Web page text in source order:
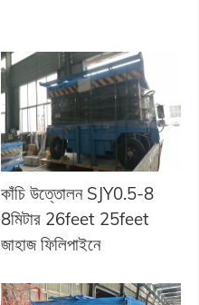
কাঁচি উত্তোলন SJY0.5-8
8মিটার 26feet 25feet
জাহাজ ফিলিপাইনে